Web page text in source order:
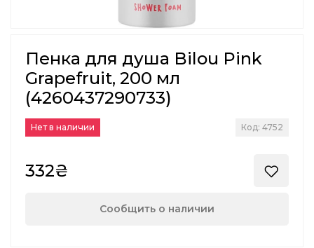
Пенка для душа Bilou Pink
Grapefruit, 200 мл
(4260437290733)
Нет в наличии Код: 4752
332₴
Сообщить о наличии